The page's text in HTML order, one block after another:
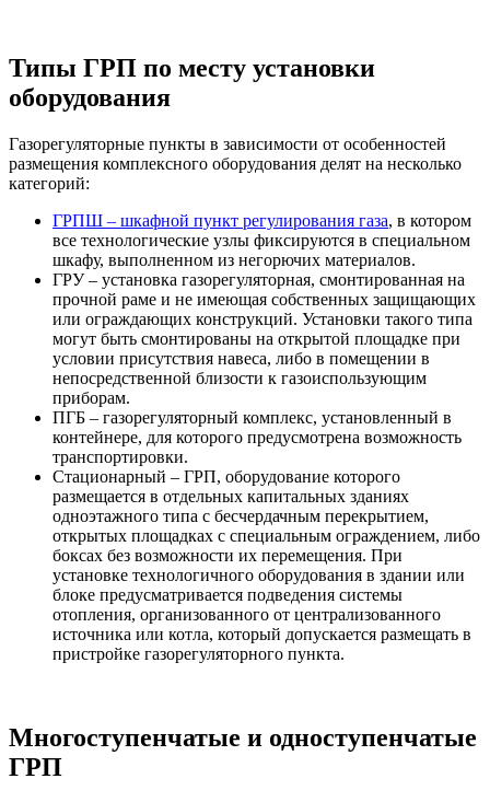
Типы ГРП по месту установки
оборудования
Газорегуляторные пункты в зависимости от особенностей
размещения комплексного оборудования делят на несколько
категорий:
ГРПШ – шкафной пункт регулирования газа, в котором
все технологические узлы фиксируются в специальном
шкафу, выполненном из негорючих материалов.
ГРУ – установка газорегуляторная, смонтированная на
прочной раме и не имеющая собственных защищающих
или ограждающих конструкций. Установки такого типа
могут быть смонтированы на открытой площадке при
условии присутствия навеса, либо в помещении в
непосредственной близости к газоиспользующим
приборам.
ПГБ – газорегуляторный комплекс, установленный в
контейнере, для которого предусмотрена возможность
транспортировки.
Стационарный – ГРП, оборудование которого
размещается в отдельных капитальных зданиях
одноэтажного типа с бесчердачным перекрытием,
открытых площадках с специальным ограждением, либо
боксах без возможности их перемещения. При
установке технологичного оборудования в здании или
блоке предусматривается подведения системы
отопления, организованного от централизованного
источника или котла, который допускается размещать в
пристройке газорегуляторного пункта.
Многоступенчатые и одноступенчатые
ГРП